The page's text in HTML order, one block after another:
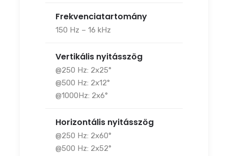
Frekvenciatartomány
150 Hz – 16 kHz
Vertikális nyitásszög
@250 Hz: 2x25°
@500 Hz: 2x12°
@1000Hz: 2x6°
Horizontális nyitásszög
@250 Hz: 2x60°
@500 Hz: 2x52°